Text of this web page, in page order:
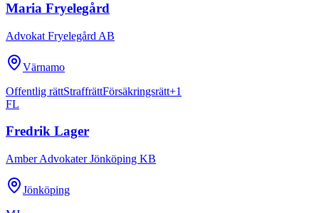
Maria Fryelegård
Advokat Fryelegård AB
Värnamo
Offentlig rättStraffrättFörsäkringsrätt+1
FL
Fredrik Lager
Amber Advokater Jönköping KB
Jönköping